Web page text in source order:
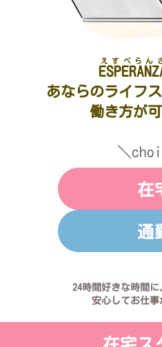
えすぺらん
あならのライフ
働き方が
＼
在
通
24時間好きな時間に
安心してお仕事